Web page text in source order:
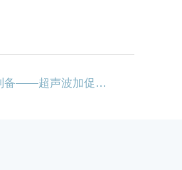
下一篇：桑黄蜜灸品的供试品溶液的制备——超声波加促分散融合